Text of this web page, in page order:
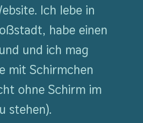
Ich lebe in
habe einen
und ich mag
mit Schirmchen
ohne Schirm im
stehen).